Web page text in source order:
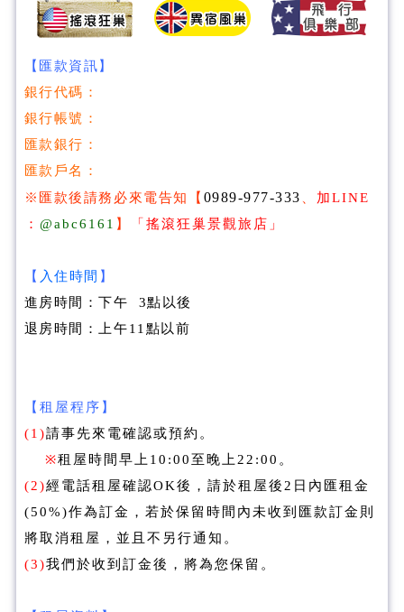
【匯款資訊】
銀行代碼：
銀行帳號：
匯款銀行：
匯款戶名：
※匯款後請務必來電告知
【 0989-977-333
加LINE
： @abc6161 】 「 搖滾狂巢景觀旅店 」
【 入住時間 】
進房時間：下午 3點以後
退房時間：上午11點以前
【租屋程序】
(1)請事先來電確認或預約。
※租屋時間早上10:00至晚上22:00。
(2)經電話租屋確認OK後，請於租屋後2日內匯租金
(50%)作為訂金，若於保留時間內未收到匯款訂金則
將取消租屋，並且不另行通知。
(3)我們於收到訂金後，將為您保留。